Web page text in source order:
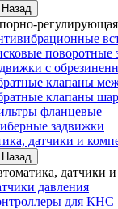
Назад
поворотные
с
клапаны
клапаны
фланцевые
задвижки
датчики и
Назад
датчики
давления
для КНС